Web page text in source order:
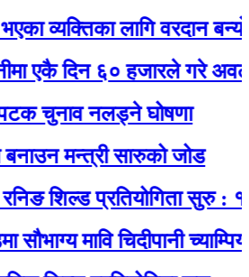
लागि वरदान बन्यो
दिन ६० हजारले गरे अवलोकन
नलड्ने घोषणा
मन्त्री सारुको जोड
शिल्ड प्रतियोगिता सुरु : १४
मावि चिदीपानी च्याम्पियन